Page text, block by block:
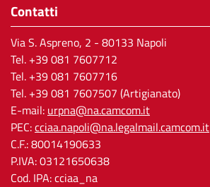
Contatti
Via S. Aspreno, 2 - 80133 Napoli
Tel. +39 081 7607712
Tel. +39 081 7607716
Tel. +39 081 7607507 (Artigianato)
E-mail: urpna@na.camcom.it
PEC:cciaa.napoli@na.legalmail.camcom.it
C.F.: 80014190633
P.IVA: 03121650638
Cod. IPA: cciaa_na